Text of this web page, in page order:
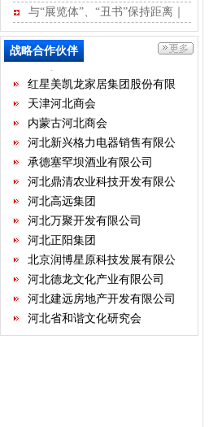
鸟作品赏析
与“展览体”、“丑书”保持距离｜
江书学行草记
战略合作伙伴
河北新天第装饰工程有限公司
华北制药集团有限责任公司
保定昊元电气科技有限公司
红星美凯龙家居集团股份有限
公司
天津河北商会
内蒙古河北商会
河北新兴格力电器销售有限公
司
承德塞罕坝酒业有限公司
河北鼎清农业科技开发有限公
司
河北高远集团
河北万聚开发有限公司
河北正阳集团
北京润博星原科技发展有限公
司
河北德龙文化产业有限公司
河北建远房地产开发有限公司
河北省和谐文化研究会
河北省室内装饰工程有限公司
邯郸市阳光百货集团